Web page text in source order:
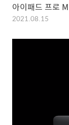
아이패드 프로
2021.08.15